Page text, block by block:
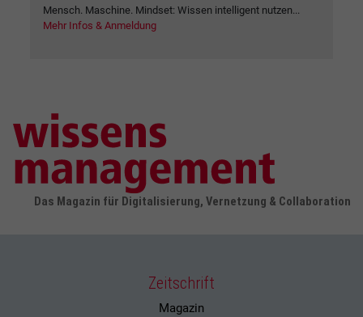
Mensch. Maschine. Mindset: Wissen intelligent nutzen...
Mehr Infos & Anmeldung
Das Magazin für Digitalisierung, Vernetzung & Collaboration
Zeitschrift
Magazin